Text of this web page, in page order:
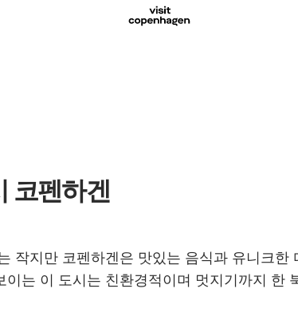
코펜하겐
작지만 코펜하겐은 맛있는 음식과 유니크
는 이 도시는 친환경적이며 멋지기까지 한